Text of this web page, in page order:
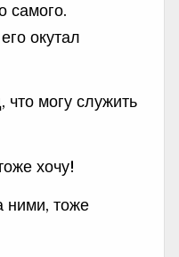
самого.
окутал
могу служить
хочу!
ними, тоже